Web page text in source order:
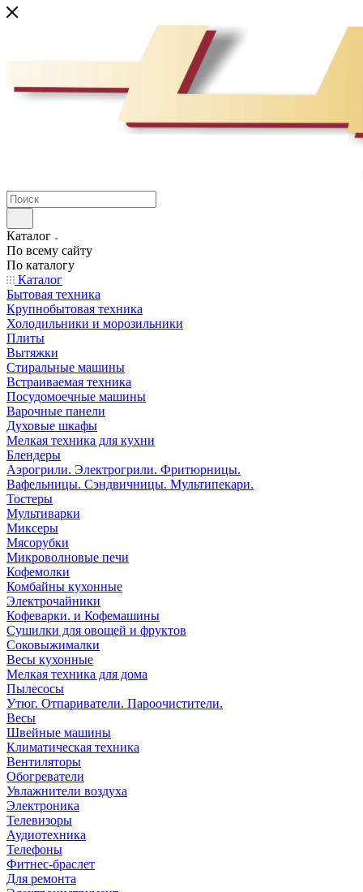
Каталог
По всему сайту
По каталогу
Каталог
Бытовая техника
Крупнобытовая техника
Холодильники и морозильники
Плиты
Вытяжки
Стиральные машины
Встраиваемая техника
Посудомоечные машины
Варочные панели
Духовые шкафы
Мелкая техника для кухни
Блендеры
Аэрогрили. Электрогрили. Фритюрницы.
Вафельницы. Сэндвичницы. Мультипекари.
Тостеры
Мультиварки
Миксеры
Мясорубки
Микроволновые печи
Кофемолки
Комбайны кухонные
Электрочайники
Кофеварки. и Кофемашины
Сушилки для овощей и фруктов
Соковыжималки
Весы кухонные
Мелкая техника для дома
Пылесосы
Утюг. Отпариватели. Пароочистители.
Весы
Швейные машины
Климатическая техника
Вентиляторы
Обогреватели
Увлажнители воздуха
Электроника
Телевизоры
Аудиотехника
Телефоны
Фитнес-браслет
Для ремонта